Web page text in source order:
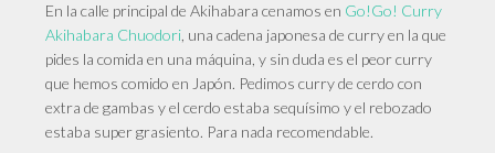
En la calle principal de Akihabara cenamos en Go!Go! Curry
Akihabara Chuodori , una cadena japonesa de curry en la que
pides la comida en una máquina, y sin duda es el peor curry
que hemos comido en Japón. Pedimos curry de cerdo con
extra de gambas y el cerdo estaba sequísimo y el rebozado
estaba super grasiento. Para nada recomendable.